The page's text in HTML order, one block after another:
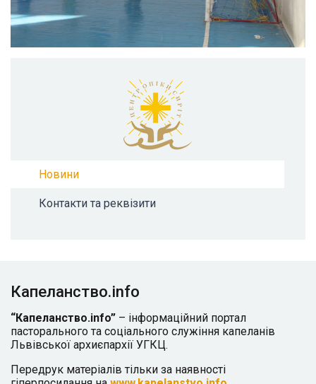
Новини
Контакти та реквізити
Капеланство.info
“Капеланство.info” – інформаційний портал
пасторального та соціального служіння капеланів
Львівської архиєпархії УГКЦ.
Передрук матеріалів тільки за наявності